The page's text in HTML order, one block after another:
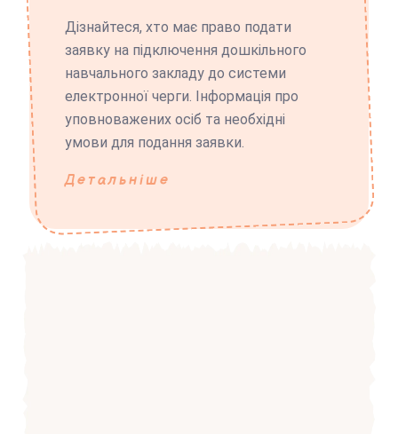
Дізнайтеся, хто має право подати
заявку на підключення дошкільного
навчального закладу до системи
електронної черги. Інформація про
уповноважених осіб та необхідні
умови для подання заявки.
Детальніше